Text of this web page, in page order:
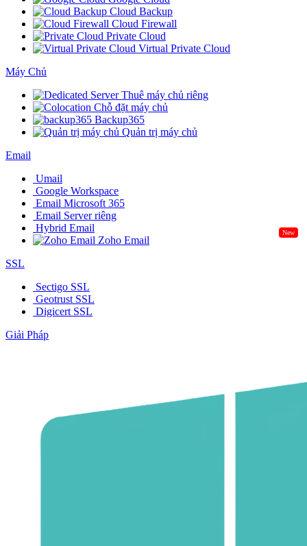
Cloud Backup
Cloud Firewall
Private Cloud
Virtual Private Cloud
Máy Chủ
Thuê máy chủ riêng
Chỗ đặt máy chủ
Backup365
Quản trị máy chủ
Email
Umail
Google Workspace
Email Microsoft 365
Email Server riêng
Hybrid Email
New
Zoho Email
SSL
Sectigo SSL
Geotrust SSL
Digicert SSL
Giải Pháp